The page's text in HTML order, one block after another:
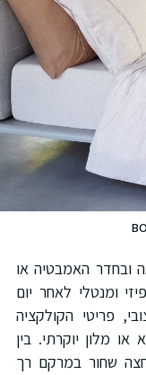
האמבטיה או
לאחר יום
פריטי הקולקציה
יוקרתי. בין
שחור במרקם רך